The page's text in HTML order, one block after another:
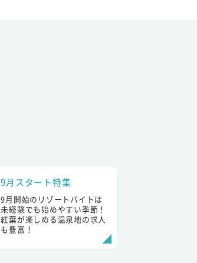
9月スタート特集
9月開始のリゾートバイトは
未経験でも始めやすい季節！
紅葉が楽しめる温泉地の求人
も豊富！